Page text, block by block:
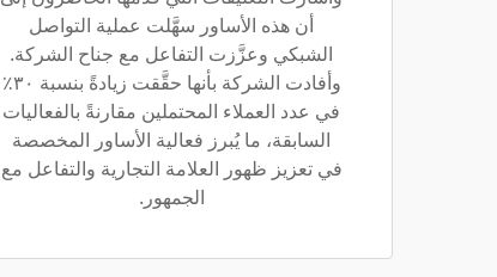
أن هذه الأساور سهَّلت عملية التواصل
الشبكي وعزَّزت التفاعل مع جناح الشركة.
وأفادت الشركة بأنها حقَّقت زيادةً بنسبة ٣٠٪
في عدد العملاء المحتملين مقارنةً بالفعاليات
السابقة، ما يُبرز فعالية الأساور المخصصة
في تعزيز ظهور العلامة التجارية والتفاعل مع
الجمهور.